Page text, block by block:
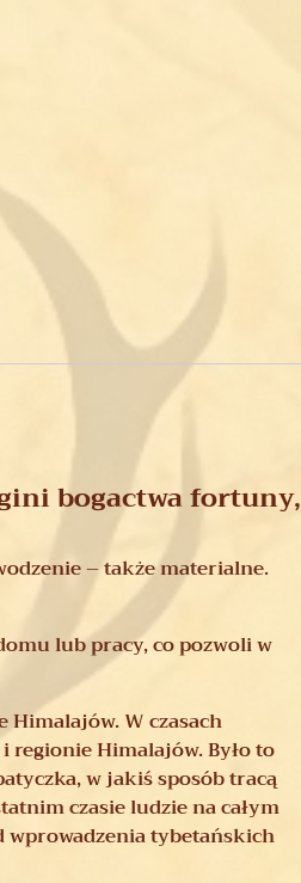
bogactwa fortuny,
– także materialne.
lub pracy, co pozwoli w
Himalajów. W czasach
regionie Himalajów. Było to
w jakiś sposób tracą
czasie ludzie na całym
wprowadzenia tybetańskich